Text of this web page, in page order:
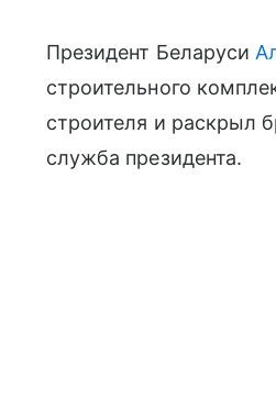
Президент Беларуси
строительного
строителя и раскрыл
служба президента.